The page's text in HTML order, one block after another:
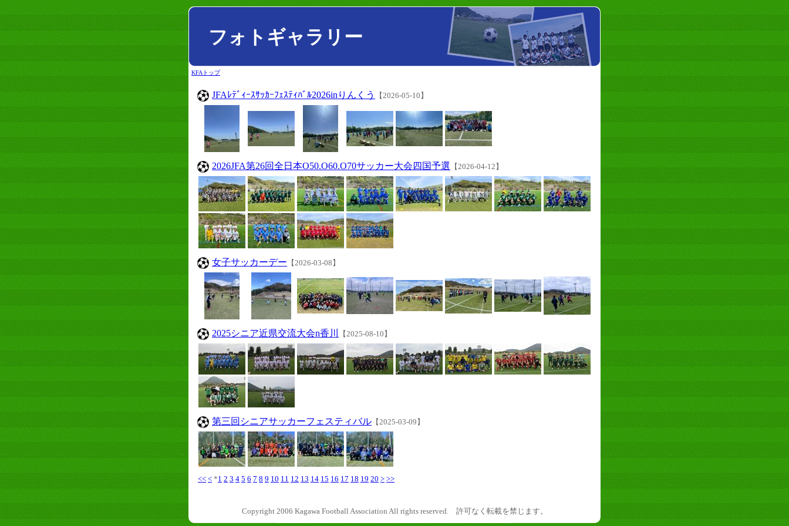
フォトギャラリー
KFAトップ
JFAﾚﾃﾞｨｰｽｻｯｶｰﾌｪｽﾃｨﾊﾞﾙ2026inりんくう 【2026-05-10】
2026JFA第26回全日本O50.O60.O70サッカー大会四国予選 【2026-04-12】
女子サッカーデー 【2026-03-08】
2025シニア近県交流大会n香川 【2025-08-10】
第三回シニアサッカーフェスティバル 【2025-03-09】
<< < *1 2 3 4 5 6 7 8 9 10 11 12 13 14 15 16 17 18 19 20 > >>
Copyright 2006 Kagawa Football Association All rights reserved. 許可なく転載を禁じます。